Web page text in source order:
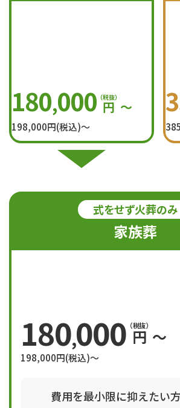
180,000 （税抜）
円 〜
198,000円(税込)〜
式をせず火葬のみ
家族葬
180,000 （税抜）
円 〜
198,000円(税込)〜
費用を最小限に抑えたい